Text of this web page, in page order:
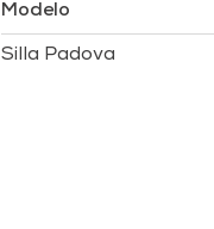
Modelo
Silla Padova